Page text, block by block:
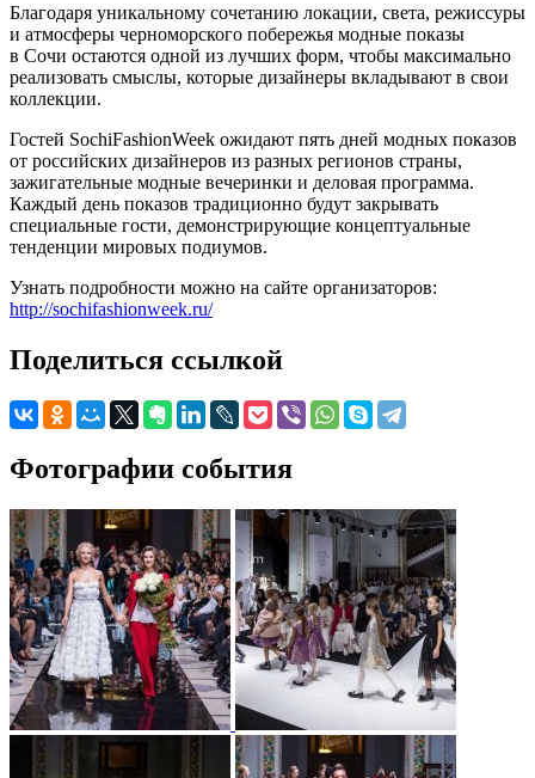
Благодаря уникальному сочетанию локации, света, режиссуры
и атмосферы черноморского побережья модные показы
в Сочи остаются одной из лучших форм, чтобы максимально
реализовать смыслы, которые дизайнеры вкладывают в свои
коллекции.
Гостей SochiFashionWeek ожидают пять дней модных показов
от российских дизайнеров из разных регионов страны,
зажигательные модные вечеринки и деловая программа.
Каждый день показов традиционно будут закрывать
специальные гости, демонстрирующие концептуальные
тенденции мировых подиумов.
Узнать подробности можно на сайте организаторов:
http://sochifashionweek.ru/
Поделиться ссылкой
Фотографии события